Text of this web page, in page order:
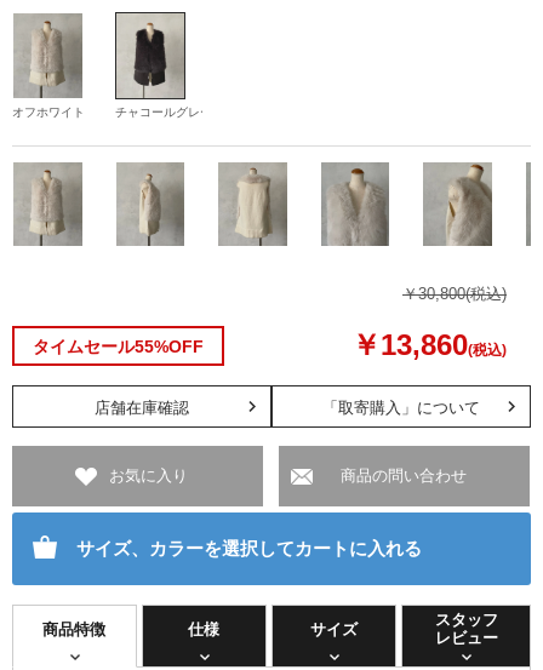
オフホワイト チャコールグレー
￥30,800(税込)
タイムセール55%OFF ￥13,860(税込)
「取寄購入」について
店舗在庫確認
お気に入り 商品の問い合わせ
サイズ、カラーを選択してカートに入れる
商品特徴 仕様 サイズ
スタッフ
レビュー